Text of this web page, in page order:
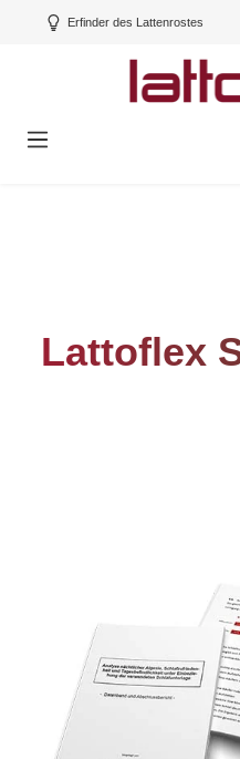
Erfinder des Lattenrostes
Lattoflex